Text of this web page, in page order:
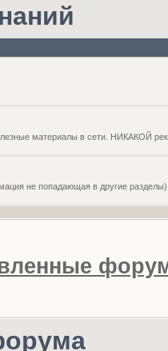
материалы в сети. НИКАКОЙ
не попадающая в другие разделы)